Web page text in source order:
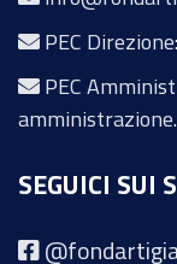
PEC
PEC
SEGUICI SUI